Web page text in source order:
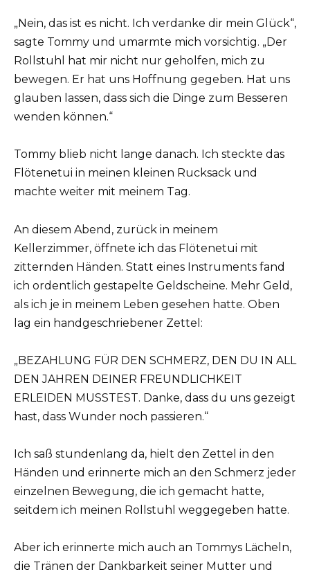
„Nein, das ist es nicht. Ich verdanke dir mein Glück“,
sagte Tommy und umarmte mich vorsichtig. „Der
Rollstuhl hat mir nicht nur geholfen, mich zu
bewegen. Er hat uns Hoffnung gegeben. Hat uns
glauben lassen, dass sich die Dinge zum Besseren
wenden können.“
Tommy blieb nicht lange danach. Ich steckte das
Flötenetui in meinen kleinen Rucksack und
machte weiter mit meinem Tag.
An diesem Abend, zurück in meinem
Kellerzimmer, öffnete ich das Flötenetui mit
zitternden Händen. Statt eines Instruments fand
ich ordentlich gestapelte Geldscheine. Mehr Geld,
als ich je in meinem Leben gesehen hatte. Oben
lag ein handgeschriebener Zettel:
„BEZAHLUNG FÜR DEN SCHMERZ, DEN DU IN ALL
DEN JAHREN DEINER FREUNDLICHKEIT
ERLEIDEN MUSSTEST. Danke, dass du uns gezeigt
hast, dass Wunder noch passieren.“
Ich saß stundenlang da, hielt den Zettel in den
Händen und erinnerte mich an den Schmerz jeder
einzelnen Bewegung, die ich gemacht hatte,
seitdem ich meinen Rollstuhl weggegeben hatte.
Aber ich erinnerte mich auch an Tommys Lächeln,
die Tränen der Dankbarkeit seiner Mutter und